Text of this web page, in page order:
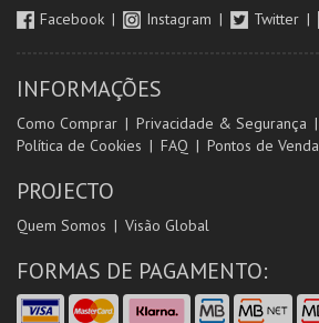
Facebook Instagram Twitter
INFORMAÇÕES
Como Comprar Privacidade & Segurança
Política de Cookies
FAQ Pontos de Venda
PROJECTO
Quem Somos Visão Global
FORMAS DE PAGAMENTO: